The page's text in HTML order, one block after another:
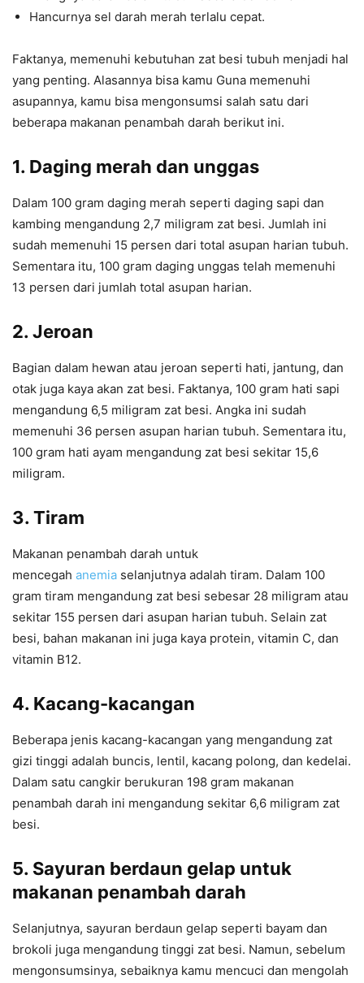
Hancurnya sel darah merah terlalu cepat.
Faktanya, memenuhi kebutuhan zat besi tubuh menjadi hal
yang penting. Alasannya bisa kamu Guna memenuhi
asupannya, kamu bisa mengonsumsi salah satu dari
beberapa makanan penambah darah berikut ini.
1. Daging merah dan unggas
Dalam 100 gram daging merah seperti daging sapi dan
kambing mengandung 2,7 miligram zat besi. Jumlah ini
sudah memenuhi 15 persen dari total asupan harian tubuh.
Sementara itu, 100 gram daging unggas telah memenuhi
13 persen dari jumlah total asupan harian.
2. Jeroan
Bagian dalam hewan atau jeroan seperti hati, jantung, dan
otak juga kaya akan zat besi. Faktanya, 100 gram hati sapi
mengandung 6,5 miligram zat besi. Angka ini sudah
memenuhi 36 persen asupan harian tubuh. Sementara itu,
100 gram hati ayam mengandung zat besi sekitar 15,6
miligram.
3. Tiram
Makanan penambah darah untuk
mencegah anemia selanjutnya adalah tiram. Dalam 100
gram tiram mengandung zat besi sebesar 28 miligram atau
sekitar 155 persen dari asupan harian tubuh. Selain zat
besi, bahan makanan ini juga kaya protein, vitamin C, dan
vitamin B12.
4. Kacang-kacangan
Beberapa jenis kacang-kacangan yang mengandung zat
gizi tinggi adalah buncis, lentil, kacang polong, dan kedelai.
Dalam satu cangkir berukuran 198 gram makanan
penambah darah ini mengandung sekitar 6,6 miligram zat
besi.
5. Sayuran berdaun gelap untuk
makanan penambah darah
Selanjutnya, sayuran berdaun gelap seperti bayam dan
brokoli juga mengandung tinggi zat besi. Namun, sebelum
mengonsumsinya, sebaiknya kamu mencuci dan mengolah